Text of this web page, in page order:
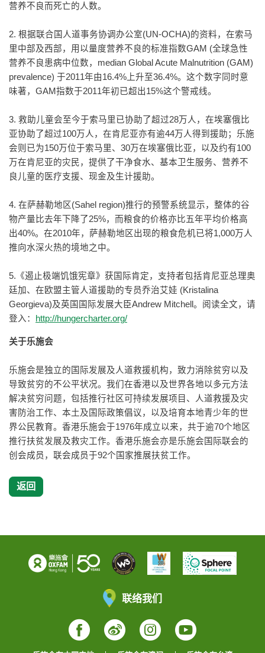
营养不良而死亡的人数。
2. 根据联合国人道事务协调办公室(UN-OCHA)的资料，在索马
里中部及西部，用以量度营养不良的标准指数GAM (全球急性
营养不良患病中位数，median Global Acute Malnutrition (GAM)
prevalence) 于2011年由16.4%上升至36.4%。这个数字同时意
味著，GAM指数于2011年初已超出15%这个警戒线。
3. 救助儿童会至今于索马里已协助了超过28万人，在埃塞俄比
亚协助了超过100万人，在肯尼亚亦有逾44万人得到援助；乐施
会则已为150万位于索马里、30万在埃塞俄比亚，以及约有100
万在肯尼亚的灾民，提供了干净食水、基本卫生服务、营养不
良儿童的医疗支援、现金及生计援助。
4. 在萨赫勒地区(Sahel region)推行的预警系统显示，整体的谷
物产量比去年下降了25%，而粮食的价格亦比五年平均价格高
出40%。在2010年，萨赫勒地区出现的粮食危机已将1,000万人
推向水深火热的境地之中。
5.《遏止极端饥饿宪章》获国际肯定，支持者包括肯尼亚总理奥
廷加、在欧盟主管人道援助的专员乔治艾娃 (Kristalina
Georgieva)及英国国际发展大臣Andrew Mitchell。阅读全文，请
登入：
http://hungercharter.org/
关于乐施会
乐施会是独立的国际发展及人道救援机构，致力消除贫穷以及
导致贫穷的不公平状况。我们在香港以及世界各地以多元方法
解决贫穷问题，包括推行社区可持续发展项目、人道救援及灾
害防治工作、本土及国际政策倡议，以及培育本地青少年的世
界公民教育。香港乐施会于1976年成立以来，共于逾70个地区
推行扶贫发展及救灾工作。香港乐施会亦是乐施会国际联会的
创会成员，联会成员于92个国家推展扶贫工作。
返回
联络我们